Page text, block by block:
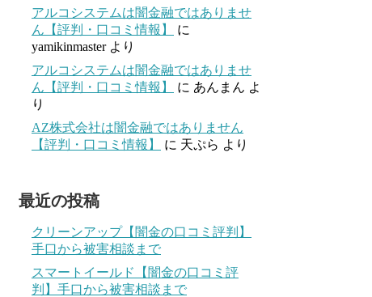
アルコシステムは闇金融ではありませ
ん【評判・口コミ情報】
に
yamikinmasterより
アルコシステムは闇金融ではありませ
ん【評判・口コミ情報】
に あんまん よ
り
AZ株式会社は闇金融ではありません
【評判・口コミ情報】
に 天ぷら より
最近の投稿
クリーンアップ【闇金の口コミ評判】
手口から被害相談まで
スマートイールド【闇金の口コミ評
判】手口から被害相談まで